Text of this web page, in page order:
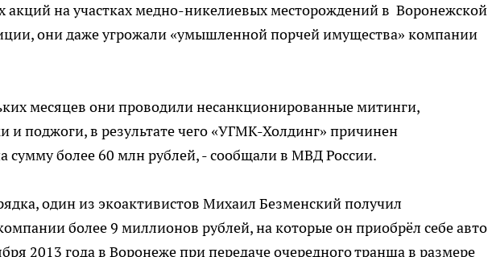
акций на участках медно-никелиевых месторождений в Воронежской
они даже угрожали «умышленной порчей имущества» компании
месяцев они проводили несанкционированные митинги,
и поджоги, в результате чего «УГМК-Холдинг» причинен
более 60 млн рублей, - сообщали в МВД России.
один из экоактивистов Михаил Безменский получил
более 9 миллионов рублей, на которые он приобрёл себе авто
2013 года в Воронеже при передаче очередного транша в размере